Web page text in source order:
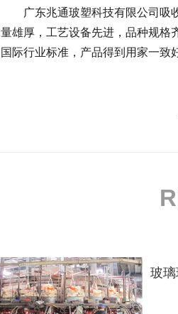
广东兆通玻塑科技有限公司吸收
量雄厚，工艺设备先进，品种规格
国际行业标准，产品得到用家一致